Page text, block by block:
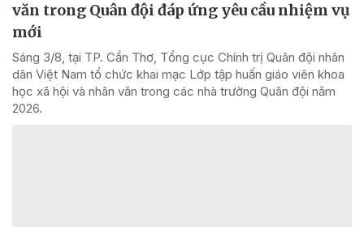
văn trong Quân đội đáp ứng yêu cầu nhiệm vụ
mới
Sáng 3/8, tại TP. Cần Thơ, Tổng cục Chính trị Quân đội nhân
dân Việt Nam tổ chức khai mạc Lớp tập huấn giáo viên khoa
học xã hội và nhân văn trong các nhà trường Quân đội năm
2026.